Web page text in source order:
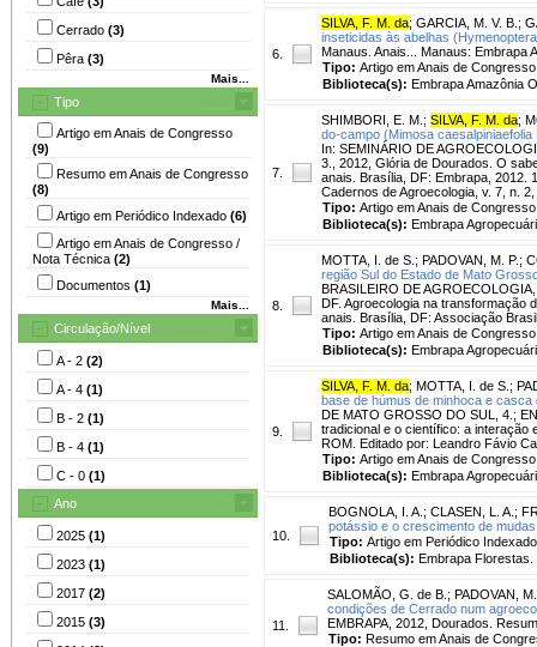
Cerrado (3)
Pêra (3)
Mais...
Tipo
Artigo em Anais de Congresso
(9)
Resumo em Anais de Congresso
(8)
Artigo em Periódico Indexado (6)
Artigo em Anais de Congresso /
Nota Técnica (2)
Documentos (1)
Mais...
Circulação/Nível
A - 2 (2)
A - 4 (1)
B - 2 (1)
B - 4 (1)
C - 0 (1)
Ano
2025 (1)
2023 (1)
2017 (2)
2015 (3)
6.
SILVA, F. M. da; GARCIA, M. V. B. ;
inseticidas às abelhas
Manaus. Anais... Manaus: Embrapa
Tipo: Artigo em Anais de
Biblioteca(s): Embrapa Amazônia
7.
SHIMBORI, E. M. ; SILVA, F. M. da;
do-campo (Mimosa
In: SEMINÁRIO DE
3., 2012, Glória de Dourados. O
anais. Brasília, DF: Embrapa, 2012.
Cadernos de Agroecologia, v. 7, n.
Tipo: Artigo em Anais de Congresso
Biblioteca(s): Embrapa
8.
MOTTA, I. de S. ; PADOVAN, M. P. ;
região Sul do Estado de Mato
BRASILEIRO DE
DF. Agroecologia na transformação
anais. Brasília, DF: Associação
Tipo: Artigo em Anais de Congresso
Biblioteca(s): Embrapa
9.
SILVA, F. M. da; MOTTA, I. de S. ;
base de húmus de minhoca e
DE MATO GROSSO DO SUL, 4.;
tradicional e o científico: a interação
ROM. Editado por: Leandro Fávio
Tipo: Artigo em Anais de Congresso
Biblioteca(s): Embrapa
10.
BOGNOLA, I. A. ; CLASEN, L. A. ;
potássio e o crescimento de
Tipo: Artigo em Periódico Indexado
Biblioteca(s): Embrapa Florestas.
11.
SALOMÃO, G. de B. ; PADOVAN,
condições de Cerrado num
EMBRAPA, 2012, Dourados.
Tipo: Resumo em Anais de